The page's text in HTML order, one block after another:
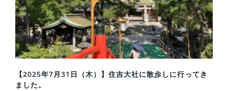
【2025年7月31日（木）】住吉大社に散歩しに行ってき
ました。